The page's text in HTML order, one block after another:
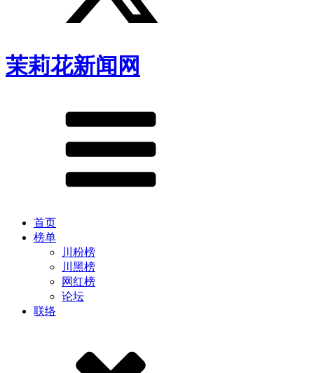
茉莉花新闻网
首页
榜单
川粉榜
川黑榜
网红榜
论坛
联络